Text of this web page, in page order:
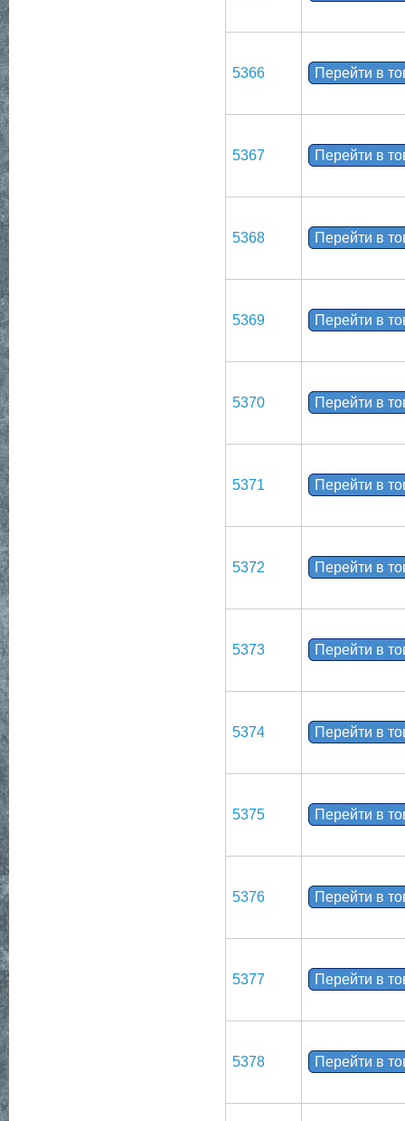
5366 Перейти в
5367 Перейти в
5368 Перейти в
5369 Перейти в
5370 Перейти в
5371 Перейти в
5372 Перейти в
5373 Перейти в
5374 Перейти в
5375 Перейти в
5376 Перейти в
5377 Перейти в
5378 Перейти в